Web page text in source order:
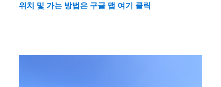
위치 및 가는 방법은 구글 맵 여기 클릭